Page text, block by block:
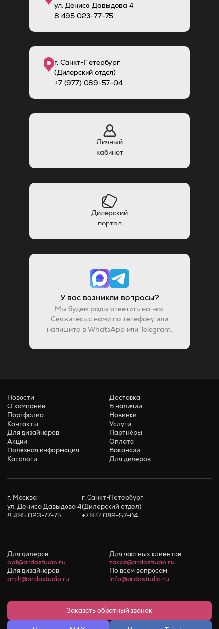
ул. Дениса Давыдова 4
8 495 023-77-75
г. Санкт-Петербург
(Дилерский отдел)
+7 (977) 089-57-04
Личный
кабинет
Дилерский
портал
У вас возникли вопросы?
Мы будем рады ответить на них.
Свяжитесь с нами по телефону или
напишите в WhatsApp или Telegram.
Новости
О компании
Портфолио
Контакты
Для дизайнеров
Акции
Полезная информация
Каталоги
Доставка
В наличии
Новинки
Услуги
Партнёры
Оплата
Вакансии
Для дилеров
г. Москва
ул. Дениса Давыдова 4
8495 023-77-75
г. Санкт-Петербург
(Дилерский отдел)
+7977089-57-04
Для дилеров
opt@ardostudio.ru
Для частных клиентов
zakaz@ardostudio.ru
Для дизайнеров
arch@ardostudio.ru
По всем вопросам
info@ardostudio.ru
Заказать обратный звонок